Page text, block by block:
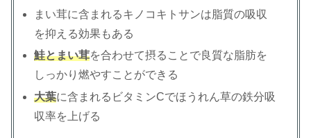
まい茸に含まれるキノコキトサンは脂質の吸収
を抑える効果もある
鮭とまい茸を合わせて摂ることで良質な脂肪を
しっかり燃やすことができる
大葉に含まれるビタミンCでほうれん草の鉄分吸
収率を上げる